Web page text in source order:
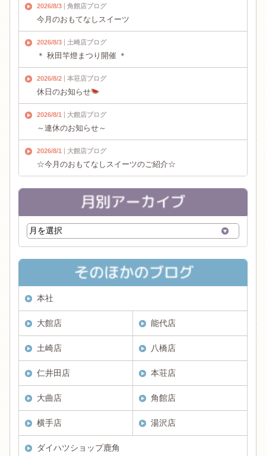
2026/8/3 角館店ブログ
今月のおもてなしスイーツ
2026/8/3 土崎店ブログ
＊ 秋田竿燈まつり開催 ＊
2026/8/2 本荘店ブログ
休日のお知らせ
2026/8/1 大館店ブログ
～連休のお知らせ～
2026/8/1 大館店ブログ
☆今月のおもてなしスイーツのご紹介☆
本社
大館店 能代店
土崎店 八橋店
仁井田店 本荘店
大曲店 角館店
横手店 湯沢店
ダイハツショップ鹿角